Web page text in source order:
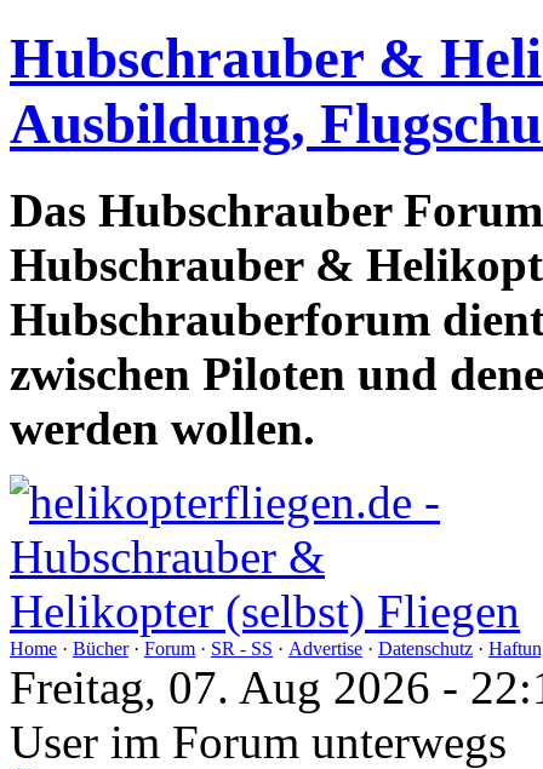
Hubschrauber &
Ausbildung,
Das Hubschrauber
Hubschrauber &
Hubschrauberforum
zwischen Piloten und
werden wollen.
Home · Bücher· Forum · SR - SS · Advertise · Datenschutz ·
Freitag, 07. Aug 2026 -
User im Forum unterwegs